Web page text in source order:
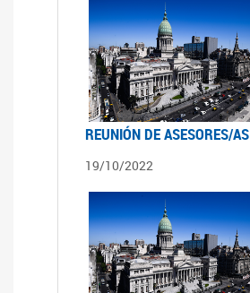
REUNIÓN DE ASESORES/AS
19/10/2022